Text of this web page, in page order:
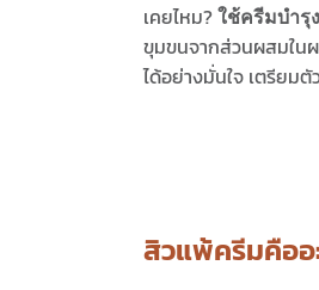
เคยไหม? ใช้ครีมบำรุ
ขุมขนจากส่วนผสมใน
ได้อย่างมั่นใจ เตรียม
สิวแพ้ครีมคืออ